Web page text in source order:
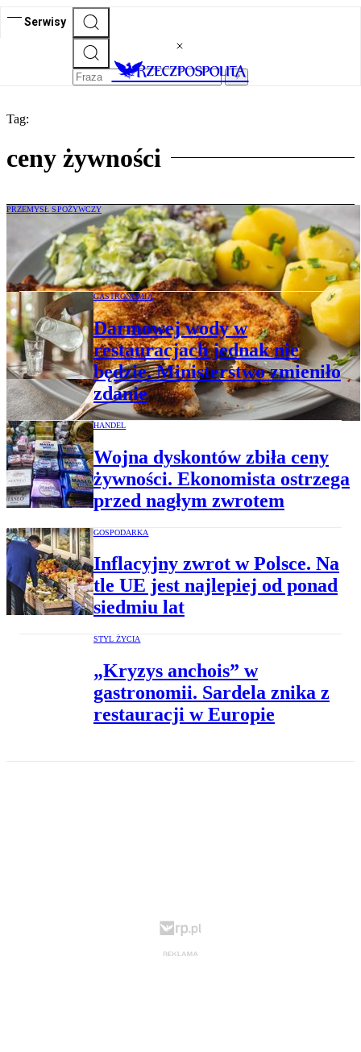
Serwisy
Tag:
ceny żywności
PRZEMYSŁ SPOŻYWCZY
Mięso musi być na talerzu. Tylko garstka
Polaków w ogóle go nie jada
GASTRONOMIA
Darmowej wody w
restauracjach jednak nie
będzie. Ministerstwo zmieniło
zdanie
HANDEL
Wojna dyskontów zbiła ceny
żywności. Ekonomista ostrzega
przed nagłym zwrotem
GOSPODARKA
Inflacyjny zwrot w Polsce. Na
tle UE jest najlepiej od ponad
siedmiu lat
STYL ŻYCIA
„Kryzys anchois” w
gastronomii. Sardela znika z
restauracji w Europie